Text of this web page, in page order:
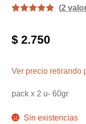
base a
s de
(2
$2.750
Ver precio retirando
pack x 2 u- 60gr
Sin existencias